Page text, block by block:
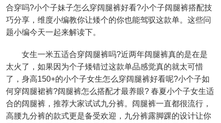
合穿吗?小个子妹子怎么穿阔腿裤好看?小个子阔腿裤搭配技
巧分享，维度小编教你让矮个的你也能驾驭这款单。这些问
题小编今天一起来解读下。
女生一米五适合穿阔腿裤吗?近两年阔腿裤真的是在是
太火了，如果因为个子矮错过这款单品感觉真的就太可惜
了，身高150+的小个子女生怎么穿阔腿裤好看呢?小个子如
何穿阔腿裙裤?阔腿裤怎么搭配才最养眼? 春夏小个子女生适
合的阔腿裤，推荐大家试试九分裤。阔腿裤一直都很流行，
高腰九分裤的款式更是备受欢迎，九分裤露脚踝的设计让你